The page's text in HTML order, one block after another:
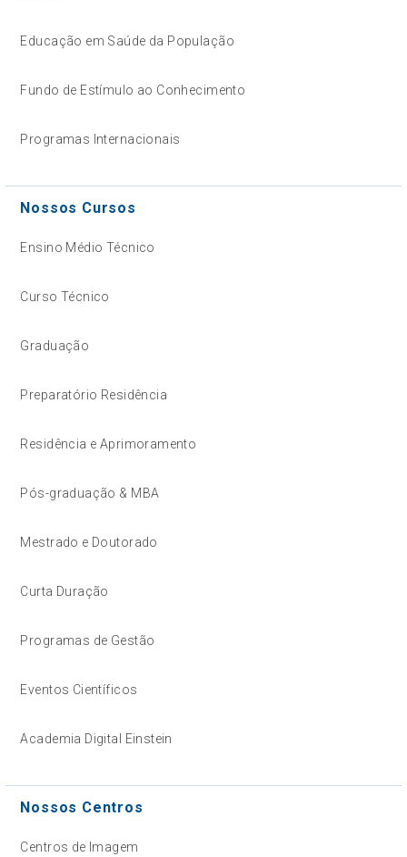
Educação em Saúde da População
Fundo de Estímulo ao Conhecimento
Programas Internacionais
Nossos Cursos
Ensino Médio Técnico
Curso Técnico
Graduação
Preparatório Residência
Residência e Aprimoramento
Pós-graduação & MBA
Mestrado e Doutorado
Curta Duração
Programas de Gestão
Eventos Científicos
Academia Digital Einstein
Nossos Centros
Centros de Imagem